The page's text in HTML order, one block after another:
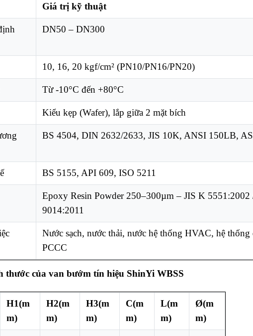
Giá trị kỹ thuật
DN50 – DN300
10, 16, 20 kgf/cm² (PN10/PN16/PN20)
Từ -10°C đến +80°C
Kiểu kẹp (Wafer), lắp giữa 2 mặt bích
BS 4504, DIN 2632/2633, JIS 10K, ANSI 150LB,
BS 5155, API 609, ISO 5211
Epoxy Resin Powder 250–300µm – JIS K
9014:2011
Nước sạch, nước thải, nước hệ thống HVAC, hệ thống
PCCC
thước của van bướm tín hiệu ShinYi WBSS
H1(m
m)
H2(m
m)
H3(m
m)
C(m
m)
L(m
m)
Ø(m
m)